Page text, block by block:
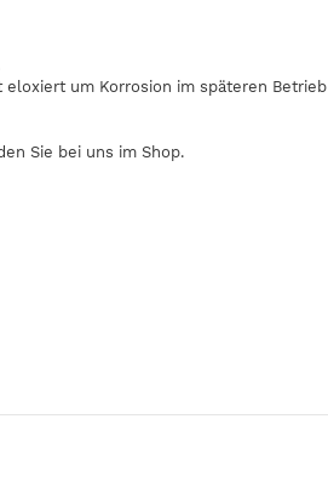
um Korrosion im späteren Betrieb
Sie bei uns im Shop.